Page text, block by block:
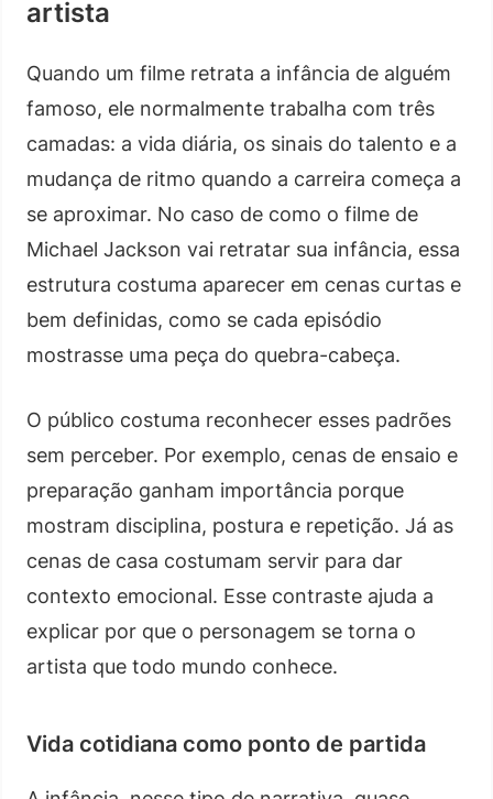
artista
Quando um filme retrata a infância de alguém
famoso, ele normalmente trabalha com três
camadas: a vida diária, os sinais do talento e a
mudança de ritmo quando a carreira começa a
se aproximar. No caso de como o filme de
Michael Jackson vai retratar sua infância, essa
estrutura costuma aparecer em cenas curtas e
bem definidas, como se cada episódio
mostrasse uma peça do quebra-cabeça.
O público costuma reconhecer esses padrões
sem perceber. Por exemplo, cenas de ensaio e
preparação ganham importância porque
mostram disciplina, postura e repetição. Já as
cenas de casa costumam servir para dar
contexto emocional. Esse contraste ajuda a
explicar por que o personagem se torna o
artista que todo mundo conhece.
Vida cotidiana como ponto de partida